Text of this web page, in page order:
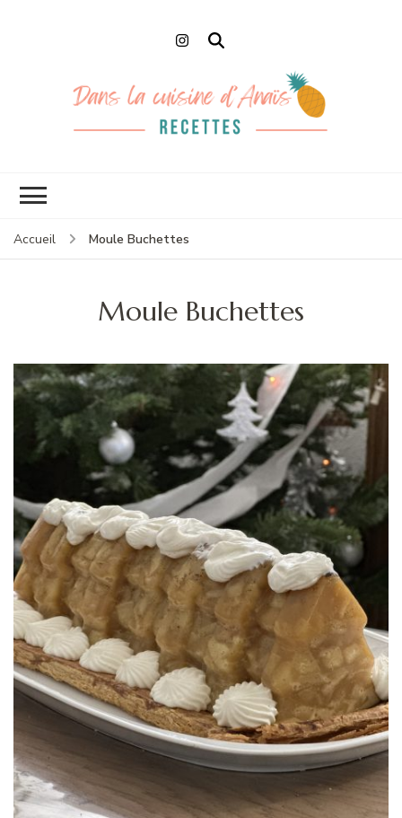
Accueil Moule Buchettes
Moule Buchettes